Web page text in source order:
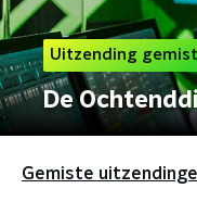
Uitzending gemist
De
Gemiste